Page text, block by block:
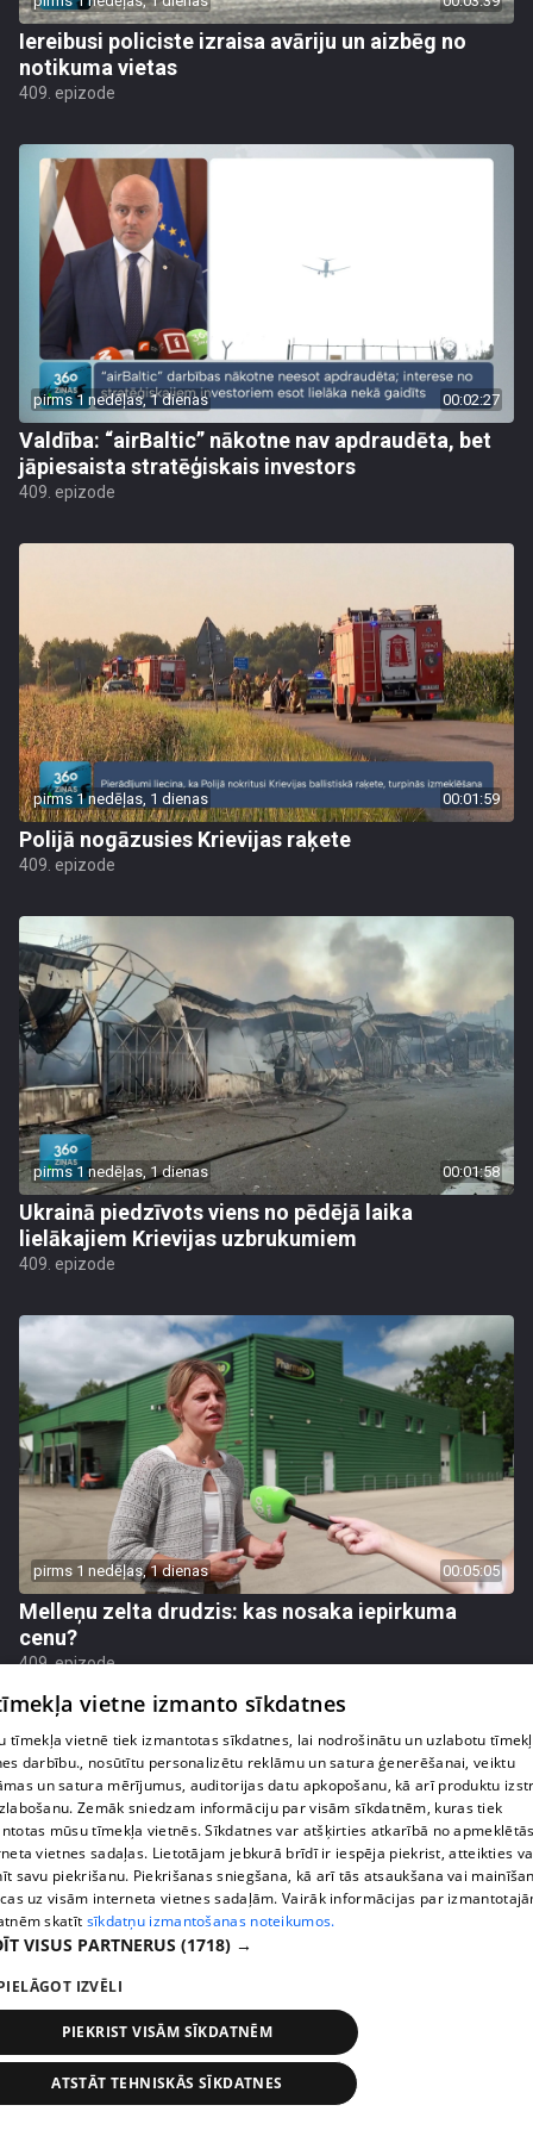
Iereibusi policiste izraisa avāriju un aizbēg no
notikuma vietas
409. epizode
pirms 1 nedēļas, 1 dienas 00:02:27
Valdība: “airBaltic” nākotne nav apdraudēta, bet
jāpiesaista stratēģiskais investors
409. epizode
pirms 1 nedēļas, 1 dienas 00:01:59
Polijā nogāzusies Krievijas raķete
409. epizode
pirms 1 nedēļas, 1 dienas 00:01:58
Ukrainā piedzīvots viens no pēdējā laika
lielākajiem Krievijas uzbrukumiem
409. epizode
pirms 1 nedēļas, 1 dienas 00:05:05
Melleņu zelta drudzis: kas nosaka iepirkuma
cenu?
409. epizode
Ogas un sēnes šogad dārgākas, bet uzpirkšanas
punktos to krietni mazāk
409. epizode
vietne izmanto sīkdatnes
tīmekļa vietnē tiek izmantotas sīkdatnes, lai nodrošinātu un uzlabotu
darbību., nosūtītu personalizētu reklāmu un satura ģenerēšanai, veiktu
un satura mērījumus, auditorijas datu apkopošanu, kā arī produktu
Zemāk sniedzam informāciju par visām sīkdatnēm, kuras tiek
mūsu tīmekļa vietnēs. Sīkdatnes var atšķirties atkarībā no
vietnes sadaļas. Lietotājam jebkurā brīdī ir iespēja piekrist, atteikties
savu piekrišanu. Piekrišanas sniegšana, kā arī tās atsaukšana vai
uz visām interneta vietnes sadaļām. Vairāk informācijas par
skatīt sīkdatņu izmantošanas noteikumos.
VISUS PARTNERUS (1718) →
IZVĒLI
PIEKRIST VISĀM SĪKDATNĒM
ATSTĀT TEHNISKĀS SĪKDATNES